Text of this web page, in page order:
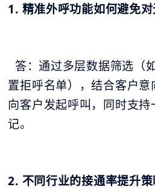
1. 精准外呼功能如何避免对
答：通过多层数据筛选（
置拒呼名单），结合客户
向客户发起呼叫，同时支
记。
2. 不同行业的接通率提升策